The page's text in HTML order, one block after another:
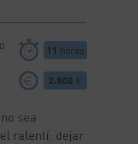
11 horas
2.800 €
sea
ralentí: dejar